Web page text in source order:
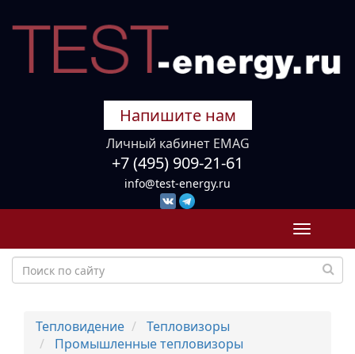
Напишите нам
Личный кабинет EMAG
+7 (495) 909-21-61
info@test-energy.ru
Toggle
Тепловидение
Тепловизоры
Промышленные тепловизоры